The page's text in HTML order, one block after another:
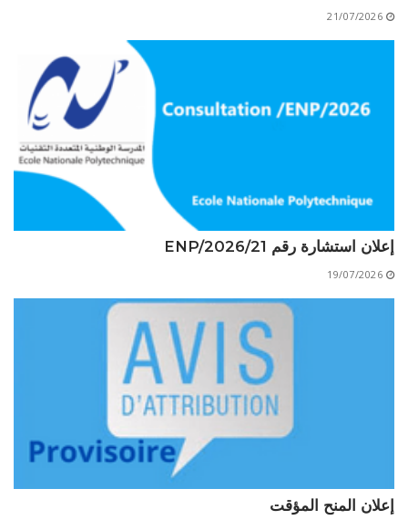
ميثاق الأداب والأخلاقيات الجامعية
21/07/2026
إعلان استشارة رقم 21/ENP/2026
19/07/2026
إعلان المنح المؤقت